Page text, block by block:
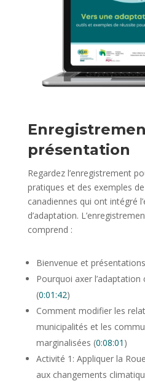
présentation
Regardez l’enregistrement
pratiques et des exemples
canadiennes qui ont intégré
d’adaptation.
comprend :
Bienvenue et
Pourquoi axer l’adaptation
(0:01:42)
Comment modifier les
municipalités et les
marginalisées (0:08:01 )
Activité 1: Appliquer la
aux changements